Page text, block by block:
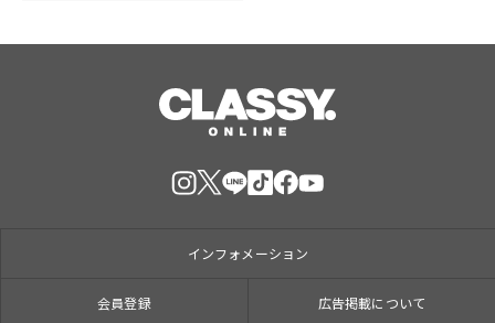
インフォメーション
会員登録 広告掲載について